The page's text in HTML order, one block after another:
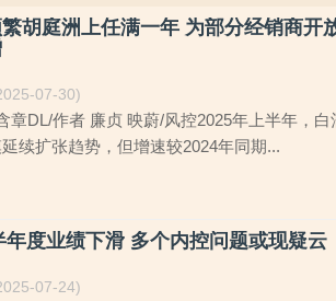
胡庭洲上任满一年 为部分经销商开
07-30)
章DL/作者 廉贞 映蔚/风控2025年上半年，白
续扩张趋势，但增速较2024年同期...
度业绩下滑 多个内控问题或现疑云
07-24)